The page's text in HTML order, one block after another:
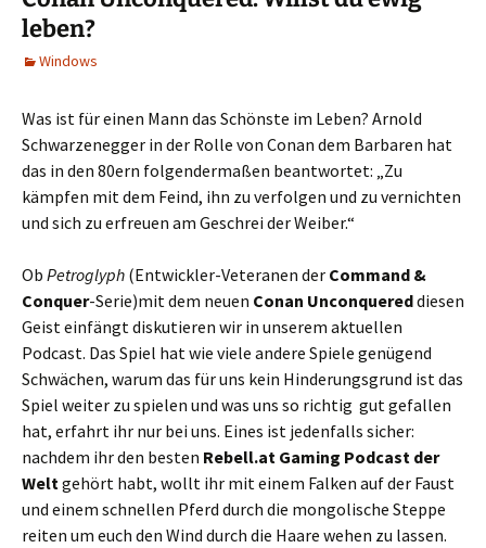
leben?
Windows
Was ist für einen Mann das Schönste im Leben? Arnold
Schwarzenegger in der Rolle von Conan dem Barbaren hat
das in den 80ern folgendermaßen beantwortet: „Zu
kämpfen mit dem Feind, ihn zu verfolgen und zu vernichten
und sich zu erfreuen am Geschrei der Weiber.“
Ob Petroglyph (Entwickler-Veteranen der Command &
Conquer-Serie)mit dem neuen Conan Unconquereddiesen
Geist einfängt diskutieren wir in unserem aktuellen
Podcast. Das Spiel hat wie viele andere Spiele genügend
Schwächen, warum das für uns kein Hinderungsgrund ist das
Spiel weiter zu spielen und was uns so richtig gut gefallen
hat, erfahrt ihr nur bei uns. Eines ist jedenfalls sicher:
nachdem ihr den besten Rebell.at Gaming Podcast der
Weltgehört habt, wollt ihr mit einem Falken auf der Faust
und einem schnellen Pferd durch die mongolische Steppe
reiten um euch den Wind durch die Haare wehen zu lassen.